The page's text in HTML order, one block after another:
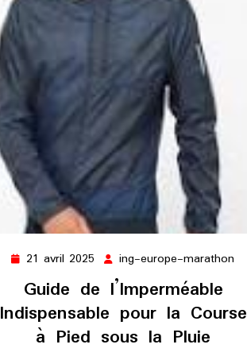
21 avril 2025 21
avril
2025
ing-europe-marathon
Guide de l’Imperméable
Indispensable pour la Course
à Pied sous la Pluie